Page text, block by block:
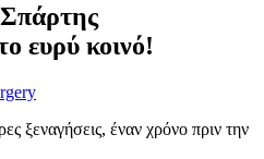
ευρύ κοινό!
ξεναγήσεις, έναν χρόνο πριν την